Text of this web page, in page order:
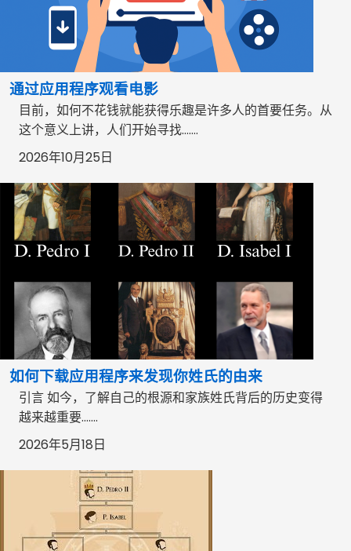
通过应用程序观看电影
目前，如何不花钱就能获得乐趣是许多人的首要任务。从
这个意义上讲，人们开始寻找…….
2026年10月25日
如何下载应用程序来发现你姓氏的由来
引言 如今，了解自己的根源和家族姓氏背后的历史变得
越来越重要…….
2026年5月18日